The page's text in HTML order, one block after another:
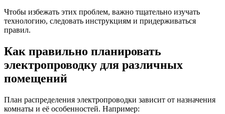
Чтобы избежать этих проблем, важно тщательно изучать
технологию, следовать инструкциям и придерживаться
правил.
Как правильно планировать
электропроводку для различных
помещений
План распределения электропроводки зависит от назначения
комнаты и её особенностей. Например: